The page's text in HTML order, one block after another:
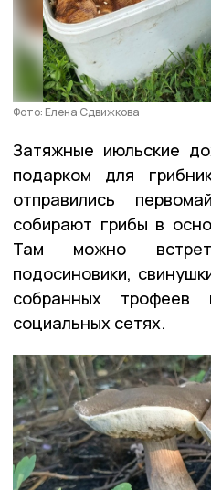
Фото: Елена Сдвижкова
Затяжные июльские
подарком для
отправились
собирают грибы в
Там можно
подосиновики,
собранных трофеев
социальных сетях.